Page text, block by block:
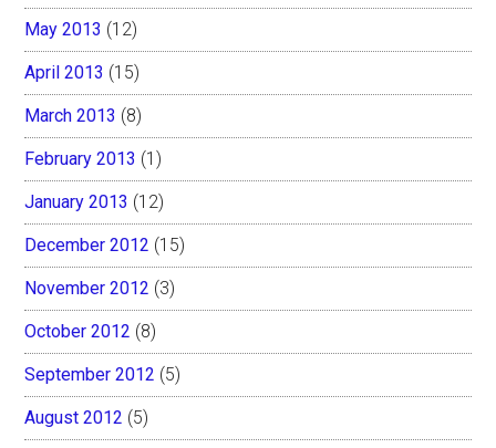
May 2013 (12)
April 2013 (15)
March 2013 (8)
February 2013 (1)
January 2013 (12)
December 2012 (15)
November 2012 (3)
October 2012 (8)
September 2012 (5)
August 2012 (5)